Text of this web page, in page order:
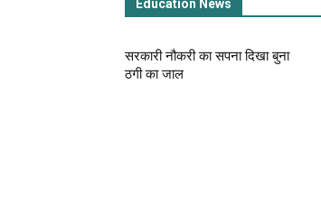
Education News
सरकारी नौकरी का सपना दिखा बुना
ठगी का जाल